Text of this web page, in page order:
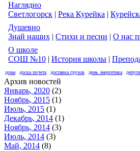
Наглядно
Светлогорск | Река Курейка |
Душевно
Знай наших | Стихи и песни | О нас
О школе
СОШ №10 | История школы |
дома доска почета доставка грузов день энергетика
Архив новостей
Январь, 2020 (2)
Ноябрь, 2015 (1)
Июль, 2015 (1)
Декабрь, 2014 (1)
Ноябрь, 2014 (3)
Июль, 2014 (3)
Май, 2014 (8)